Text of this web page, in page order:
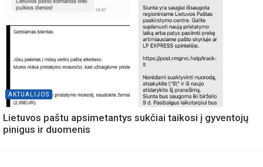
AKTUALIJOS
Lietuvos paštu apsimetantys sukčiai taikosi į gyventojų
pinigus ir duomenis